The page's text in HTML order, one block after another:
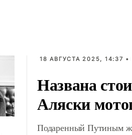
18 АВГУСТА 2025, 14:37 •
Названа
Аляски
Подаренный Путиным